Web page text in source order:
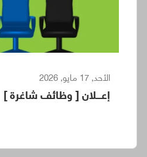
الأحد, 17 مايو, 2026
إعـــلان [ وظائف شاغرة ]